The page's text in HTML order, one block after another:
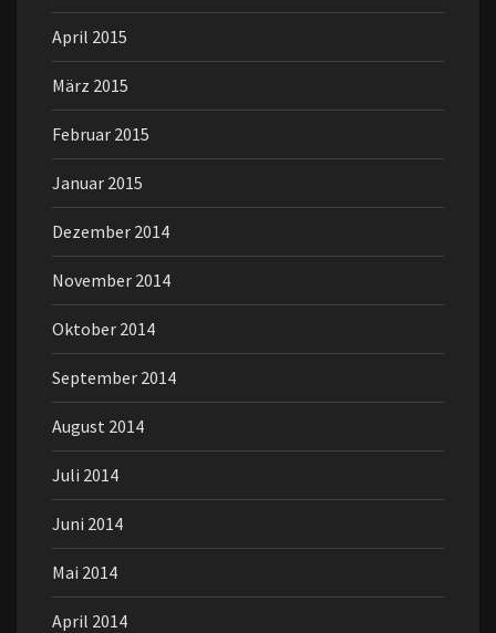
April 2015
März 2015
Februar 2015
Januar 2015
Dezember 2014
November 2014
Oktober 2014
September 2014
August 2014
Juli 2014
Juni 2014
Mai 2014
April 2014